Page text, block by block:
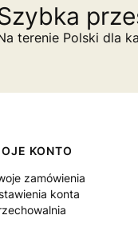
terenie Polski dla
KONTO
zamówienia
konta